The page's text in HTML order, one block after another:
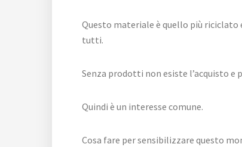
Questo materiale è quello più riciclato
tutti.
Senza prodotti non esiste l’acquisto e
Quindi è un interesse comune.
Cosa fare per sensibilizzare questo